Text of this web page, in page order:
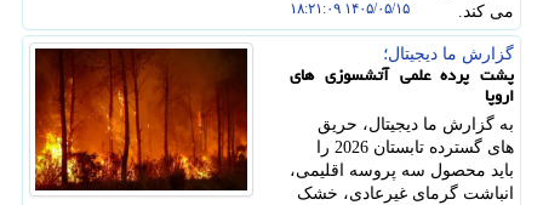
می کند.
۱۴۰۵/۰۵/۱۵ ۱۸:۲۱:۰۹
گزارش ما دیجیتال؛
پشت پرده علمی آتشسوزی های
اروپا
به گزارش ما دیجیتال، حریق
های گسترده تابستان 2026 را
باید محصول سه پروسه اقلیمی،
انباشت گرمای غیرعادی، خشک